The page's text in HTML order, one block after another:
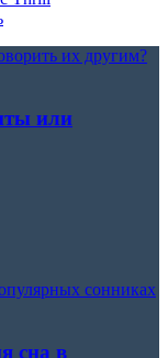
их другим?
или
сонниках
сна в